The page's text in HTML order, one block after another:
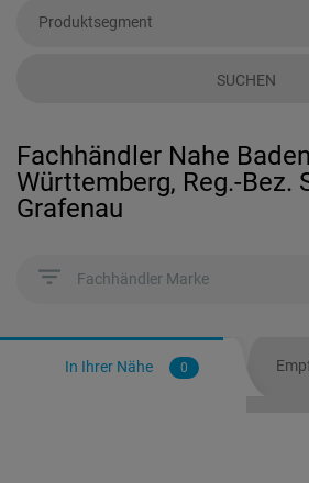
Produktsegment
SUCHEN
Fachhändler Nahe
Württemberg, Reg.-Bez.
Grafenau
Fachhändler Marke
In Ihrer Nähe 0